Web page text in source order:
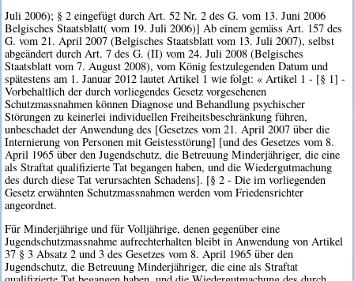
Juli 2006); § 2 eingefügt durch Art. 52 Nr. 2 des G. vom 13. Juni 2006
Belgisches Staatsblatt( vom 19. Juli 2006)] Ab einem gemäss Art. 157 des
G. vom 21. April 2007 (Belgisches Staatsblatt vom 13. Juli 2007), selbst
abgeändert durch Art. 7 des G. (II) vom 24. Juli 2008 (Belgisches
Staatsblatt vom 7. August 2008), vom König festzulegenden Datum und
spätestens am 1. Januar 2012 lautet Artikel 1 wie folgt: « Artikel 1 - [§ 1] -
Vorbehaltlich der durch vorliegendes Gesetz vorgesehenen
Schutzmassnahmen können Diagnose und Behandlung psychischer
Störungen zu keinerlei individuellen Freiheitsbeschränkung führen,
unbeschadet der Anwendung des [Gesetzes vom 21. April 2007 über die
Internierung von Personen mit Geistesstörung] [und des Gesetzes vom 8.
April 1965 über den Jugendschutz, die Betreuung Minderjähriger, die eine
als Straftat qualifizierte Tat begangen haben, und die Wiedergutmachung
des durch diese Tat verursachten Schadens]. [§ 2 - Die im vorliegenden
Gesetz erwähnten Schutzmassnahmen werden vom Friedensrichter
angeordnet.
Für Minderjährige und für Volljährige, denen gegenüber eine
Jugendschutzmassnahme aufrechterhalten bleibt in Anwendung von Artikel
37 § 3 Absatz 2 und 3 des Gesetzes vom 8. April 1965 über den
Jugendschutz, die Betreuung Minderjähriger, die eine als Straftat